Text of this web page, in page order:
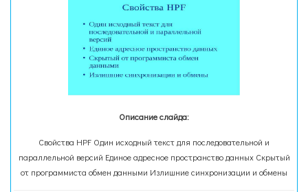
Описание слайда:
Свойства HPF Один исходный текст для последовательной и
параллельной версий Единое адресное пространство данных Скрытый
от программиста обмен данными Излишние синхронизации и обмены